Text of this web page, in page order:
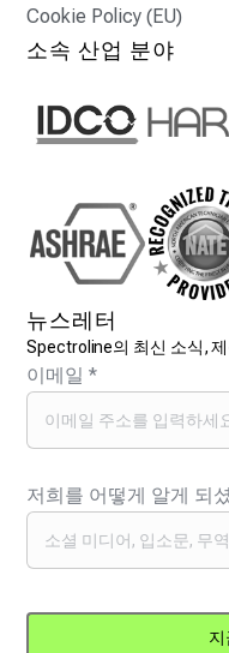
Cookie Policy (EU)
소속 산업 분야
뉴스레터
Spectroline의 최신 소식,
이메일*
저희를 어떻게 알게 되